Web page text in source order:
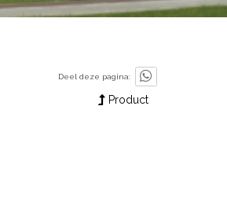
Deel deze pagina:
Product